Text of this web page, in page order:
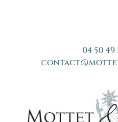
04 50 49